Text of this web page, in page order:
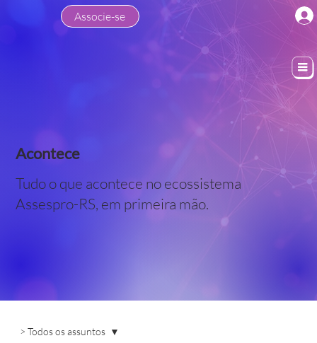
Associe-se
Acontece
Tudo o que acontece no ecossistema
Assespro-RS, em primeira mão.
> Todos os assuntos